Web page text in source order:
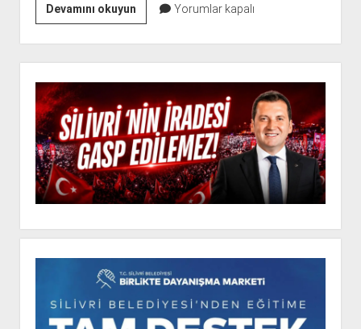
Devamını okuyunÇAĞRIBEY’İN
KIZLARI
TARİH
YAZIYOR
Yorumlar kapalı
Menü